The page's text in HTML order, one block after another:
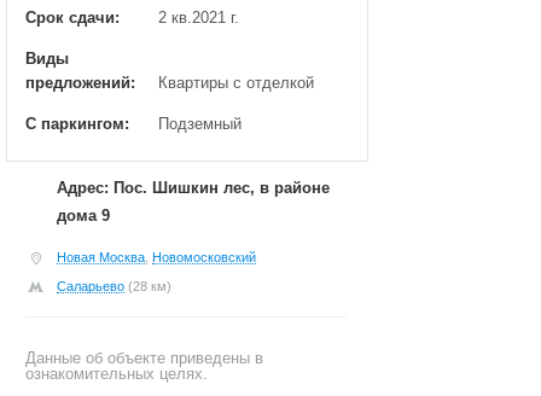
Срок сдачи: 2 кв.2021 г.
Виды
предложений:
Квартиры с отделкой
С паркингом: Подземный
Адрес: Пос. Шишкин лес, в районе
дома 9
Новая Москва Новомосковский
Саларьево (28 км)
Данные об объекте приведены в
ознакомительных целях.